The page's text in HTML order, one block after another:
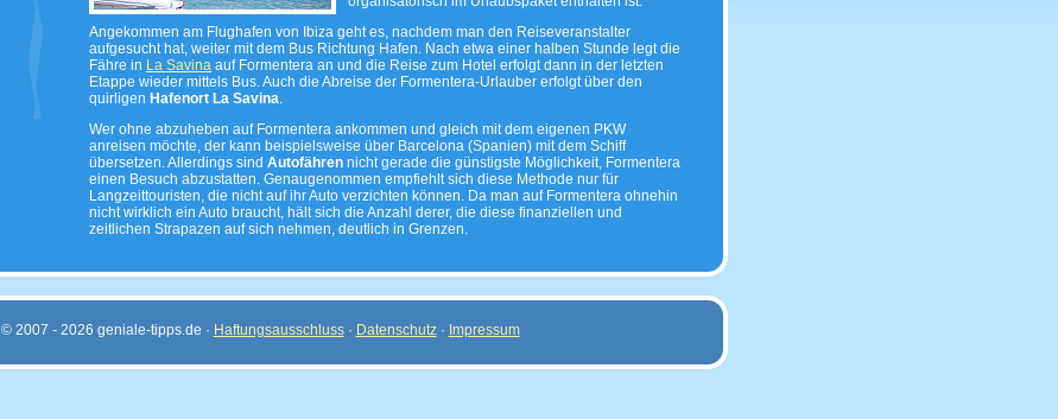
Angekommen am Flughafen von Ibiza geht es, nachdem man den Reiseveranstalter
aufgesucht hat, weiter mit dem Bus Richtung Hafen. Nach etwa einer halben Stunde legt die
Fähre in La Savina auf Formentera an und die Reise zum Hotel erfolgt dann in der letzten
Etappe wieder mittels Bus. Auch die Abreise der Formentera-Urlauber erfolgt über den
quirligen Hafenort La Savina.
Wer ohne abzuheben auf Formentera ankommen und gleich mit dem eigenen PKW
anreisen möchte, der kann beispielsweise über Barcelona (Spanien) mit dem Schiff
übersetzen. Allerdings sind Autofähren nicht gerade die günstigste Möglichkeit, Formentera
einen Besuch abzustatten. Genaugenommen empfiehlt sich diese Methode nur für
Langzeittouristen, die nicht auf ihr Auto verzichten können. Da man auf Formentera ohnehin
nicht wirklich ein Auto braucht, hält sich die Anzahl derer, die diese finanziellen und
zeitlichen Strapazen auf sich nehmen, deutlich in Grenzen.
© 2007 - 2026 geniale-tipps.de · Haftungsausschluss· Datenschutz· Impressum